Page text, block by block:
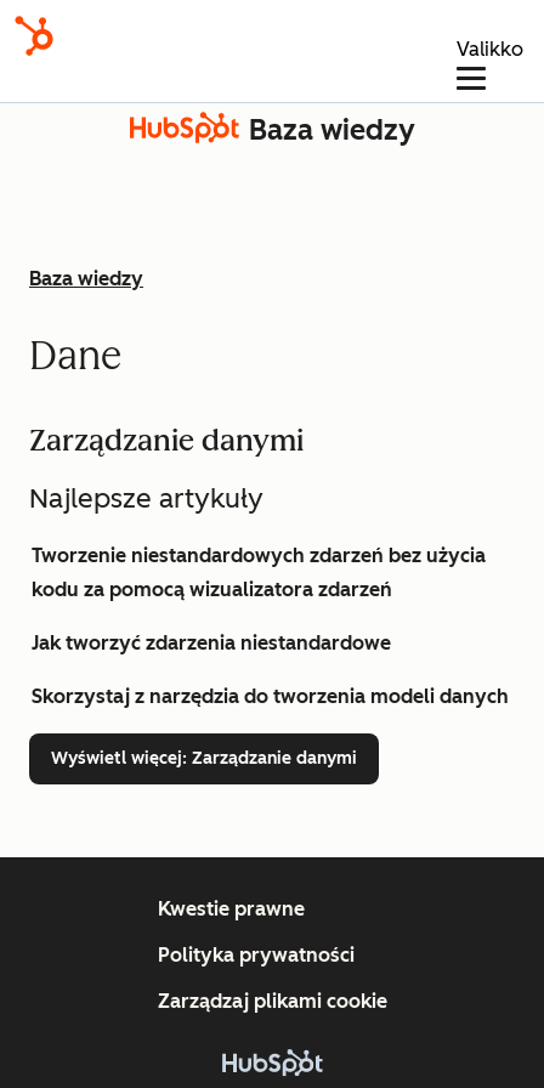
Valikko
Baza wiedzy
Baza wiedzy
Dane
Zarządzanie danymi
Najlepsze artykuły
Tworzenie niestandardowych zdarzeń bez użycia
kodu za pomocą wizualizatora zdarzeń
Jak tworzyć zdarzenia niestandardowe
Skorzystaj z narzędzia do tworzenia modeli danych
Wyświetl więcej: Zarządzanie danymi
Kwestie prawne
Polityka prywatności
Zarządzaj plikami cookie